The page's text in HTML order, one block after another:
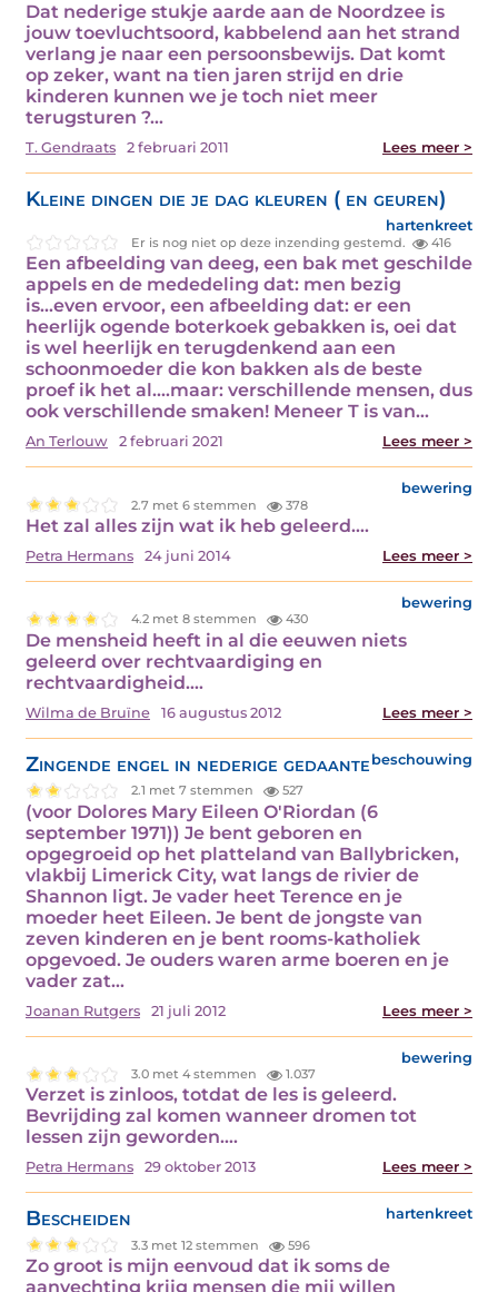
Dat nederige stukje aarde aan de Noordzee is
jouw toevluchtsoord, kabbelend aan het strand
verlang je naar een persoonsbewijs. Dat komt
op zeker, want na tien jaren strijd en drie
kinderen kunnen we je toch niet meer
terugsturen ?…
T. Gendraats 2 februari 2011 Lees meer >
Kleine dingen die je dag kleuren ( en geuren)
hartenkreet
Er is nog niet op deze inzending gestemd. 416
Een afbeelding van deeg, een bak met geschilde
appels en de mededeling dat: men bezig
is...even ervoor, een afbeelding dat: er een
heerlijk ogende boterkoek gebakken is, oei dat
is wel heerlijk en terugdenkend aan een
schoonmoeder die kon bakken als de beste
proef ik het al....maar: verschillende mensen, dus
ook verschillende smaken! Meneer T is van…
An Terlouw 2 februari 2021 Lees meer >
bewering
2.7 met 6 stemmen 378
Het zal alles zijn wat ik heb geleerd.…
Petra Hermans 24 juni 2014 Lees meer >
bewering
4.2 met 8 stemmen 430
De mensheid heeft in al die eeuwen niets
geleerd over rechtvaardiging en
rechtvaardigheid.…
Wilma de Bruïne 16 augustus 2012 Lees meer >
Zingende engel in nederige gedaante beschouwing
2.1 met 7 stemmen 527
(voor Dolores Mary Eileen O'Riordan (6
september 1971)) Je bent geboren en
opgegroeid op het platteland van Ballybricken,
vlakbij Limerick City, wat langs de rivier de
Shannon ligt. Je vader heet Terence en je
moeder heet Eileen. Je bent de jongste van
zeven kinderen en je bent rooms-katholiek
opgevoed. Je ouders waren arme boeren en je
vader zat…
Joanan Rutgers 21 juli 2012 Lees meer >
bewering
3.0 met 4 stemmen 1.037
Verzet is zinloos, totdat de les is geleerd.
Bevrijding zal komen wanneer dromen tot
lessen zijn geworden.…
Petra Hermans 29 oktober 2013 Lees meer >
Bescheiden hartenkreet
3.3 met 12 stemmen 596
Zo groot is mijn eenvoud dat ik soms de
aanvechting krijg mensen die mij willen